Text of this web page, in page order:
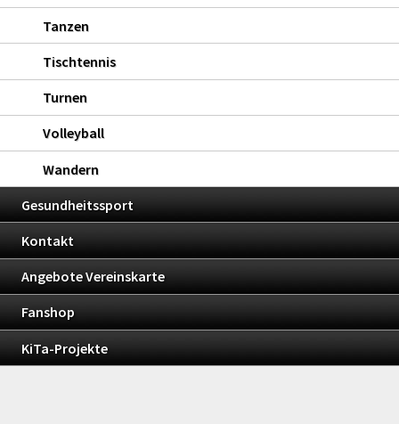
Tanzen
Tischtennis
Turnen
Volleyball
Wandern
Gesundheitssport
Kontakt
Angebote Vereinskarte
Fanshop
KiTa-Projekte